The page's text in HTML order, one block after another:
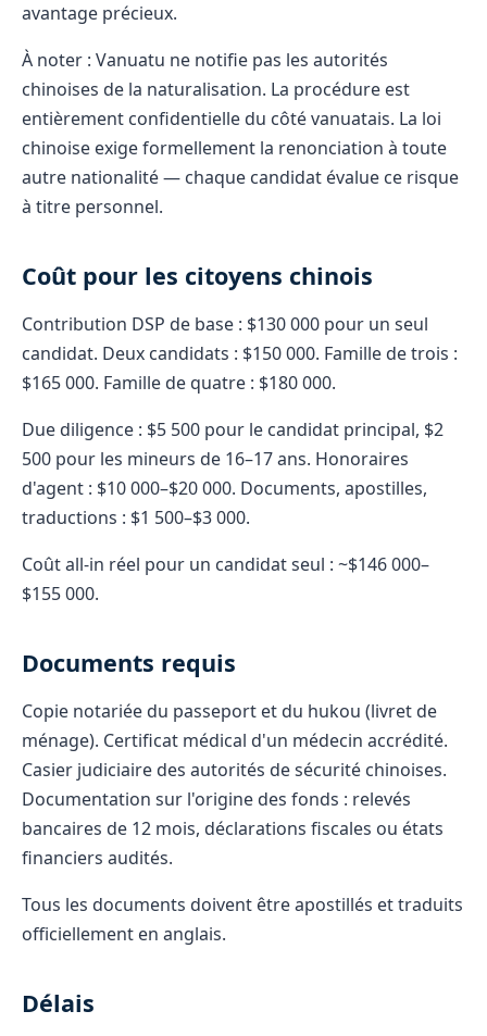
avantage précieux.
À noter : Vanuatu ne notifie pas les autorités
chinoises de la naturalisation. La procédure est
entièrement confidentielle du côté vanuatais. La loi
chinoise exige formellement la renonciation à toute
autre nationalité — chaque candidat évalue ce risque
à titre personnel.
Coût pour les citoyens chinois
Contribution DSP de base : $130 000 pour un seul
candidat. Deux candidats : $150 000. Famille de trois :
$165 000. Famille de quatre : $180 000.
Due diligence : $5 500 pour le candidat principal, $2
500 pour les mineurs de 16–17 ans. Honoraires
d'agent : $10 000–$20 000. Documents, apostilles,
traductions : $1 500–$3 000.
Coût all-in réel pour un candidat seul : ~$146 000–
$155 000.
Documents requis
Copie notariée du passeport et du hukou (livret de
ménage). Certificat médical d'un médecin accrédité.
Casier judiciaire des autorités de sécurité chinoises.
Documentation sur l'origine des fonds : relevés
bancaires de 12 mois, déclarations fiscales ou états
financiers audités.
Tous les documents doivent être apostillés et traduits
officiellement en anglais.
Délais